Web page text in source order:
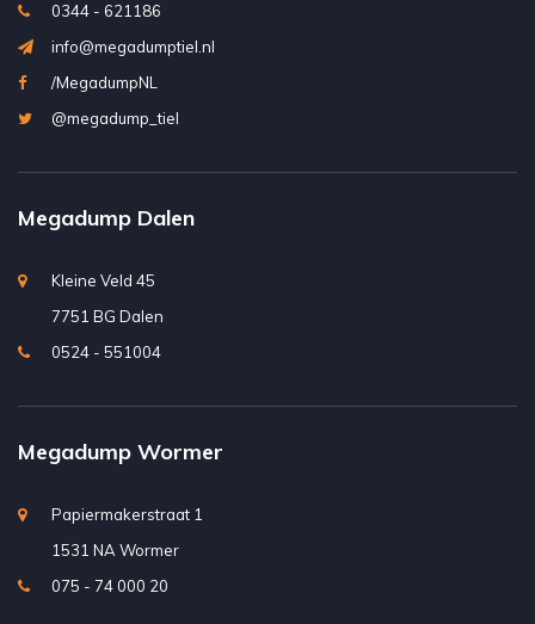
0344 - 621186
info@megadumptiel.nl
/MegadumpNL
@megadump_tiel
Megadump Dalen
Kleine Veld 45
7751 BG Dalen
0524 - 551004
Megadump Wormer
Papiermakerstraat 1
1531 NA Wormer
075 - 74 000 20